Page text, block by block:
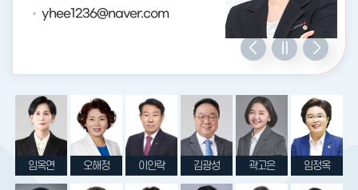
yim2897@gmail.com
jan9140@naver.com
rack717@naver.com
kkskks2277@hanmail.net
k-goeun@naver.com
limjog@hanmail.net
kkh608@naver.com
lsok0815@hanmail.net
yangcheon-in@naver.com
dmtcho@daum.net
xorwls47@naver.com
chs07270@naver.com
1379lejw@naver.com
yhee1236@naver.com
yangcheonjoseph@gmail.com
soun913@naver.com
midaschan@naver.com
imok5183@naver.com
임옥연 오해정 이인락 김광성 곽고은 임정옥